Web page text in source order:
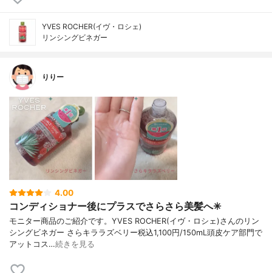
YVES ROCHER(イヴ・ロシェ)
リンシングビネガー
りりー
4.00
コンディショナー後にプラスでさらさら美髪へ✳︎
モニター商品のご紹介です。YVES ROCHER(イヴ・ロシェ)さんのリン
シングビネガー さらキララズベリー税込1,100円/150mL頭皮ケア部門で
アットコス…続きを見る